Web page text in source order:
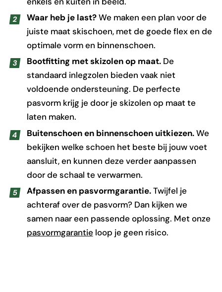
Waar heb je last?We maken een plan voor de
juiste maat skischoen, met de goede flex en de
optimale vorm en binnenschoen.
Bootfitting met skizolen op maat. De
standaard inlegzolen bieden vaak niet
voldoende ondersteuning. De perfecte
pasvorm krijg je door je skizolen op maat te
laten maken.
Buitenschoen en binnenschoen uitkiezen.We
bekijken welke schoen het beste bij jouw voet
aansluit, en kunnen deze verder aanpassen
door de schaal te verwarmen.
Afpassen en pasvormgarantie.Twijfel je
achteraf over de pasvorm? Dan kijken we
samen naar een passende oplossing. Met onze
pasvormgarantieloop je geen risico.